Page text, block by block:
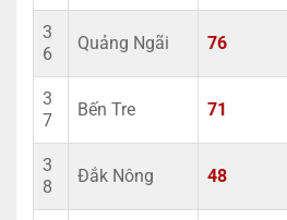
3
6
Quảng Ngãi 76
3
7
Bến Tre 71
3
8
Đắk Nông 48